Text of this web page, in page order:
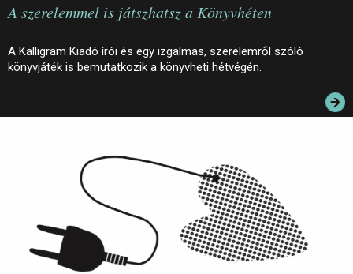
KIÁLLÍTÁSOK
AZ ÉPÜLET
INFORMÁCIÓK
ELÉRHETŐSÉG
PALOTASÉTÁK ÉS VEZETÉSEK
KÖZÉRDEKŰ ADATOK
A szerelemmel is játszhatsz a Könyvhéten
A Kalligram Kiadó írói és egy izgalmas, szerelemről szóló
könyvjáték is bemutatkozik a könyvheti hétvégén.